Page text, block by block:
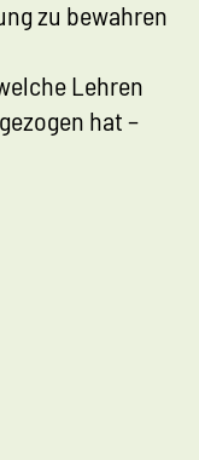
zu bewahren
Lehren
hat –